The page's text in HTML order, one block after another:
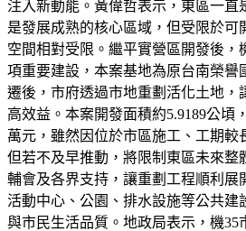
注入新動能。黃偉哲表示，東區一直
是發展成熟的核心區域，但受限於可
空間相對受限。繼平實營區開發後，
項重要建設，本案基地為原台南榮譽
遷後，市府透過市地重劃活化土地，
高效益。本案開發面積約5.9189公頃
萬元，雖然因位於市區施工、工期較
但若不及早推動，將限制東區未來整
輔會及各界支持，讓重劃工程順利展
活動中心、公園、排水設施等公共建
與市民生活品質。地政局表示，機35